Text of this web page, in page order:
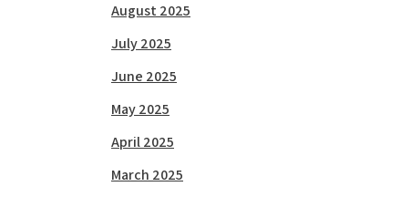
August 2025
July 2025
June 2025
May 2025
April 2025
March 2025